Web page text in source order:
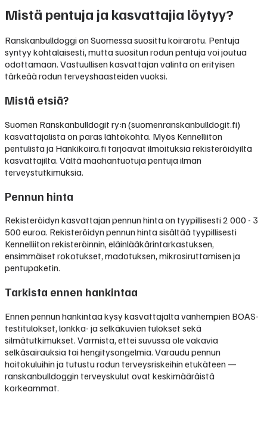
Mistä pentuja ja kasvattajia löytyy?
Ranskanbulldoggi on Suomessa suosittu koirarotu. Pentuja
syntyy kohtalaisesti, mutta suositun rodun pentuja voi joutua
odottamaan. Vastuullisen kasvattajan valinta on erityisen
tärkeää rodun terveyshaasteiden vuoksi.
Mistä etsiä?
Suomen Ranskanbulldogit ry:n (suomenranskanbulldogit.fi)
kasvattajalista on paras lähtökohta. Myös Kennelliiton
pentulista ja Hankikoira.fi tarjoavat ilmoituksia rekisteröidyiltä
kasvattajilta. Vältä maahantuotuja pentuja ilman
terveystutkimuksia.
Pennun hinta
Rekisteröidyn kasvattajan pennun hinta on tyypillisesti2 000 - 3
500 euroa. Rekisteröidyn pennun hinta sisältää tyypillisesti
Kennelliiton rekisteröinnin, eläinlääkärintarkastuksen,
ensimmäiset rokotukset, madotuksen, mikrosiruttamisen ja
pentupaketin.
Tarkista ennen hankintaa
Ennen pennun hankintaa kysy kasvattajalta vanhempien BOAS-
testitulokset, lonkka- ja selkäkuvien tulokset sekä
silmätutkimukset. Varmista, ettei suvussa ole vakavia
selkäsairauksia tai hengitysongelmia. Varaudu pennun
hoitokuluihin ja tutustu rodun terveysriskeihin etukäteen —
ranskanbulldoggin terveyskulut ovat keskimääräistä
korkeammat.